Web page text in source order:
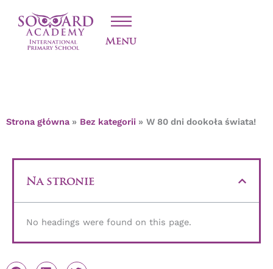
Menu
W 80 DNI DOOKOŁA
ŚWIATA!
Strona główna Bez kategorii W 80 dni dookoła świata!
Na stronie
No headings were found on this page.